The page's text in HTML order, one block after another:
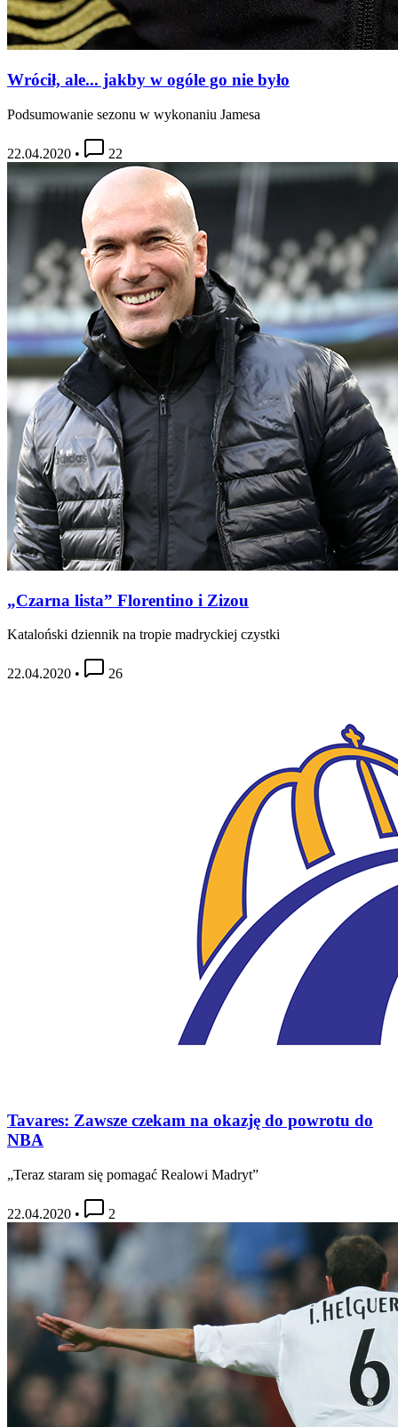
Wrócił, ale... jakby w ogóle go nie było
Podsumowanie sezonu w wykonaniu Jamesa
22.04.2020 • 22
„Czarna lista” Florentino i Zizou
Kataloński dziennik na tropie madryckiej czystki
22.04.2020 • 26
Tavares: Zawsze czekam na okazję do powrotu do
NBA
„Teraz staram się pomagać Realowi Madryt”
22.04.2020 • 2